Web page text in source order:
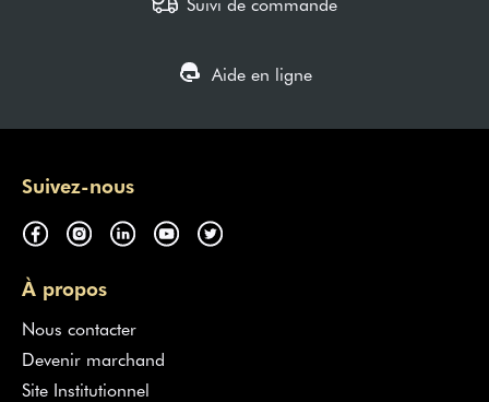
Aide en ligne
Suivez-nous
À propos
Nous contacter
Devenir marchand
Site Institutionnel